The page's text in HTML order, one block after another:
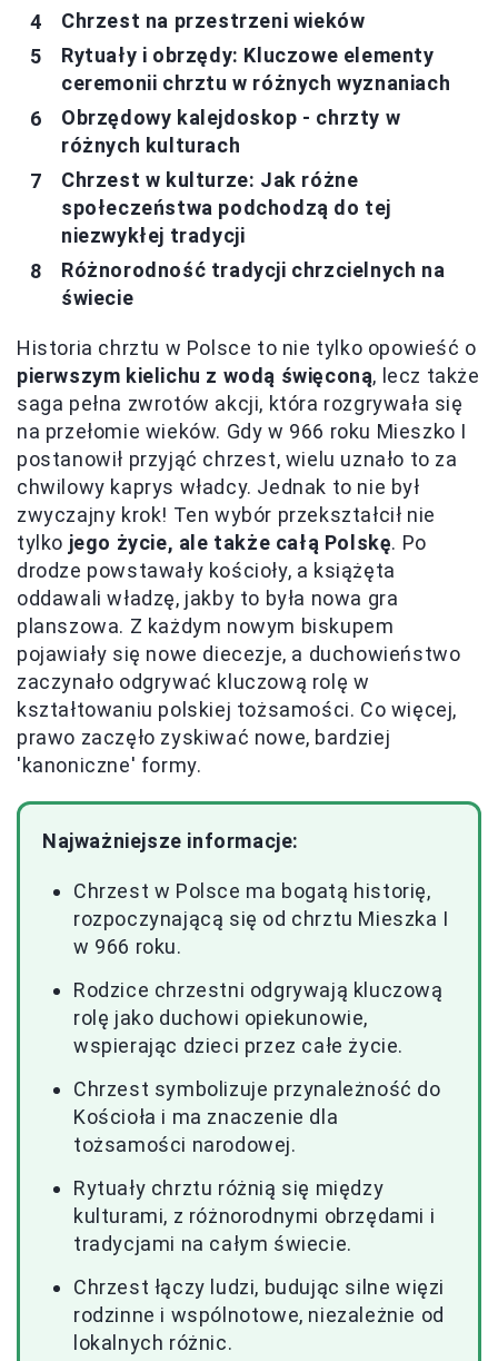
Chrzest na przestrzeni wieków
Rytuały i obrzędy: Kluczowe elementy
ceremonii chrztu w różnych wyznaniach
Obrzędowy kalejdoskop - chrzty w
różnych kulturach
Chrzest w kulturze: Jak różne
społeczeństwa podchodzą do tej
niezwykłej tradycji
Różnorodność tradycji chrzcielnych na
świecie
Historia chrztu w Polsce to nie tylko opowieść o
pierwszym kielichu z wodą święconą, lecz także
saga pełna zwrotów akcji, która rozgrywała się
na przełomie wieków. Gdy w 966 roku Mieszko I
postanowił przyjąć chrzest, wielu uznało to za
chwilowy kaprys władcy. Jednak to nie był
zwyczajny krok! Ten wybór przekształcił nie
tylko jego życie, ale także całą Polskę. Po
drodze powstawały kościoły, a książęta
oddawali władzę, jakby to była nowa gra
planszowa. Z każdym nowym biskupem
pojawiały się nowe diecezje, a duchowieństwo
zaczynało odgrywać kluczową rolę w
kształtowaniu polskiej tożsamości. Co więcej,
prawo zaczęło zyskiwać nowe, bardziej
'kanoniczne' formy.
Najważniejsze informacje:
Chrzest w Polsce ma bogatą historię,
rozpoczynającą się od chrztu Mieszka I
w 966 roku.
Rodzice chrzestni odgrywają kluczową
rolę jako duchowi opiekunowie,
wspierając dzieci przez całe życie.
Chrzest symbolizuje przynależność do
Kościoła i ma znaczenie dla
tożsamości narodowej.
Rytuały chrztu różnią się między
kulturami, z różnorodnymi obrzędami i
tradycjami na całym świecie.
Chrzest łączy ludzi, budując silne więzi
rodzinne i wspólnotowe, niezależnie od
lokalnych różnic.